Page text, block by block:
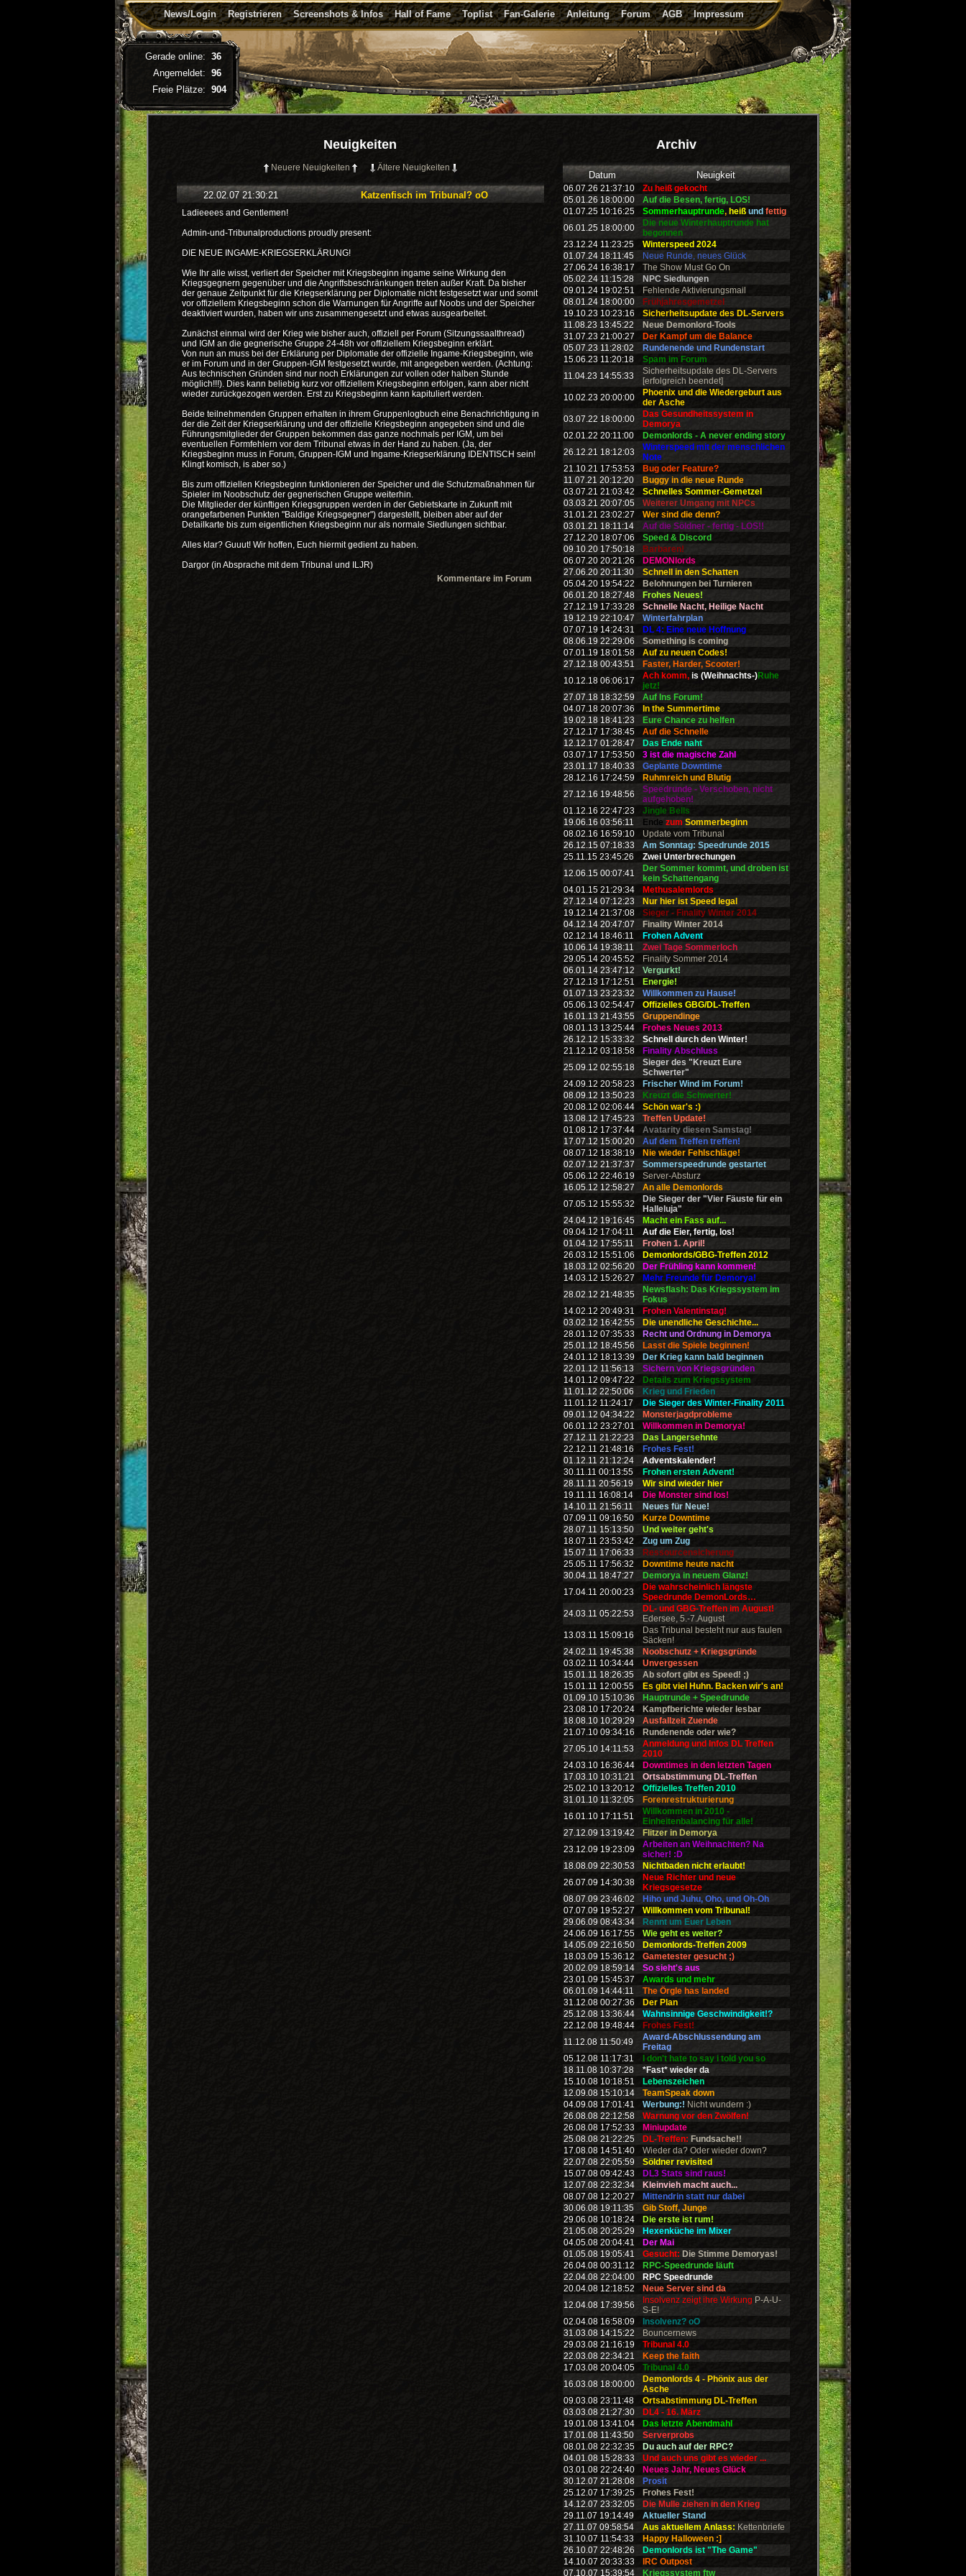
News/Login Registrieren Screenshots & Infos Hall of Fame Toplist Fan-Galerie Anleitung Forum AGB Impressum
Neuigkeiten
Neuere Neuigkeiten Ältere Neuigkeiten
22.02.07 21:30:21 Katzenfisch im Tribunal? oO
Ladieeees and Gentlemen!
Admin-und-Tribunalproductions proudly present:
DIE NEUE INGAME-KRIEGSERKLÄRUNG!
Wie Ihr alle wisst, verliert der Speicher mit Kriegsbeginn ingame seine Wirkung den
Kriegsgegnern gegenüber und die Angriffsbeschränkungen treten außer Kraft. Da bisher
der genaue Zeitpunkt für die Kriegserklärung per Diplomatie nicht festgesetzt war und somit
vor offiziellem Kriegsbeginn schon die Warnungen für Angriffe auf Noobs und der Speicher
deaktiviert wurden, haben wir uns zusammengesetzt und etwas ausgearbeitet.
Zunächst einmal wird der Krieg wie bisher auch, offiziell per Forum (Sitzungssaalthread)
und IGM an die gegnerische Gruppe 24-48h vor offiziellem Kriegsbeginn erklärt.
Von nun an muss bei der Erklärung per Diplomatie der offizielle Ingame-Kriegsbeginn, wie
er im Forum und in der Gruppen-IGM festgesetzt wurde, mit angegeben werden. (Achtung:
Aus technischen Gründen sind nur noch Erklärungen zur vollen oder halben Stunde
möglich!!!). Dies kann beliebig kurz vor offiziellem Kriegsbeginn erfolgen, kann aber nicht
wieder zurückgezogen werden. Erst zu Kriegsbeginn kann kapituliert werden.
Beide teilnehmenden Gruppen erhalten in ihrem Gruppenlogbuch eine Benachrichtigung in
der die Zeit der Kriegserklärung und der offizielle Kriegsbeginn angegeben sind und die
Führungsmitglieder der Gruppen bekommen das ganze nochmals per IGM, um bei
eventuellen Formfehlern vor dem Tribunal etwas in der Hand zu haben. (Ja, der
Kriegsbeginn muss in Forum, Gruppen-IGM und Ingame-Kriegserklärung IDENTISCH sein!
Klingt komisch, is aber so.)
Bis zum offiziellen Kriegsbeginn funktionieren der Speicher und die Schutzmaßnahmen für
Spieler im Noobschutz der gegnerischen Gruppe weiterhin.
Die Mitglieder der künftigen Kriegsgruppen werden in der Gebietskarte in Zukunft mit
orangefarbenen Punkten "Baldige Kriegsgegner") dargestellt, bleiben aber auf der
Detailkarte bis zum eigentlichen Kriegsbeginn nur als normale Siedlungen sichtbar.
Alles klar? Guuut! Wir hoffen, Euch hiermit gedient zu haben.
Dargor (in Absprache mit dem Tribunal und ILJR)
Kommentare im Forum
Archiv
Datum Neuigkeit
06.07.26 21:37:10
Zu heiß gekocht
05.01.26 18:00:00
Auf die Besen, fertig, LOS!
01.07.25 10:16:25
Sommerhauptrunde, heiß und fettig
06.01.25 18:00:00
Die neue Winterhauptrunde hat
begonnen
23.12.24 11:23:25
Winterspeed 2024
01.07.24 18:11:45
Neue Runde, neues Glück
27.06.24 16:38:17
The Show Must Go On
05.02.24 11:15:28
NPC Siedlungen
09.01.24 19:02:51
Fehlende Aktivierungsmail
08.01.24 18:00:00
Frühjahresgemetzel
19.10.23 10:23:16
Sicherheitsupdate des DL-Servers
11.08.23 13:45:22
Neue Demonlord-Tools
31.07.23 21:00:27
Der Kampf um die Balance
05.07.23 11:28:02
Rundenende und Rundenstart
15.06.23 11:20:18
Spam im Forum
11.04.23 14:55:33
Sicherheitsupdate des DL-Servers
[erfolgreich beendet]
10.02.23 20:00:00
Phoenix und die Wiedergeburt aus
der Asche
03.07.22 18:00:00
Das Gesundheitssystem in
Demorya
02.01.22 20:11:00
Demonlords - A never ending story
26.12.21 18:12:03
Winterspeed mit der menschlichen
Note
21.10.21 17:53:53
Bug oder Feature?
11.07.21 20:12:20
Buggy in die neue Runde
03.07.21 21:03:42
Schnelles Sommer-Gemetzel
03.03.21 20:07:05
Weiterer Umgang mit NPCs
31.01.21 23:02:27
Wer sind die denn?
03.01.21 18:11:14
Auf die Söldner - fertig - LOS!!
27.12.20 18:07:06
Speed & Discord
09.10.20 17:50:18
Barbaren!
06.07.20 20:21:26
DEMONlords
27.06.20 20:11:30
Schnell in den Schatten
05.04.20 19:54:22
Belohnungen bei Turnieren
06.01.20 18:27:48
Frohes Neues!
27.12.19 17:33:28
Schnelle Nacht, Heilige Nacht
19.12.19 22:10:47
Winterfahrplan
07.07.19 14:24:31
DL 4: Eine neue Hoffnung
08.06.19 22:29:06
Something is coming
07.01.19 18:01:58
Auf zu neuen Codes!
27.12.18 00:43:51
Faster, Harder, Scooter!
10.12.18 06:06:17
Ach komm, is (Weihnachts-)Ruhe
jetz!
27.07.18 18:32:59
Auf Ins Forum!
04.07.18 20:07:36
In the Summertime
19.02.18 18:41:23
Eure Chance zu helfen
27.12.17 17:38:45
Auf die Schnelle
12.12.17 01:28:47
Das Ende naht
03.07.17 17:53:50
3 ist die magische Zahl
23.01.17 18:40:33
Geplante Downtime
28.12.16 17:24:59
Ruhmreich und Blutig
27.12.16 19:48:56
Speedrunde - Verschoben, nicht
aufgehoben!
01.12.16 22:47:23
Jingle Bells
19.06.16 03:56:11
Ende zum Sommerbeginn
08.02.16 16:59:10
Update vom Tribunal
26.12.15 07:18:33
Am Sonntag: Speedrunde 2015
25.11.15 23:45:26
Zwei Unterbrechungen
12.06.15 00:07:41
Der Sommer kommt, und droben ist
kein Schattengang
04.01.15 21:29:34
Methusalemlords
27.12.14 07:12:23
Nur hier ist Speed legal
19.12.14 21:37:08
Sieger - Finality Winter 2014
04.12.14 20:47:07
Finality Winter 2014
02.12.14 18:46:11
Frohen Advent
10.06.14 19:38:11
Zwei Tage Sommerloch
29.05.14 20:45:52
Finality Sommer 2014
06.01.14 23:47:12
Vergurkt!
27.12.13 17:12:51
Energie!
01.07.13 23:23:32
Willkommen zu Hause!
05.06.13 02:54:47
Offizielles GBG/DL-Treffen
16.01.13 21:43:55
Gruppendinge
08.01.13 13:25:44
Frohes Neues 2013
26.12.12 15:33:32
Schnell durch den Winter!
21.12.12 03:18:58
Finality Abschluss
25.09.12 02:55:18
Sieger des "Kreuzt Eure
Schwerter"
24.09.12 20:58:23
Frischer Wind im Forum!
08.09.12 13:50:23
Kreuzt die Schwerter!
20.08.12 02:06:44
Schön war's :)
13.08.12 17:45:23
Treffen Update!
01.08.12 17:37:44
Avatarity diesen Samstag!
17.07.12 15:00:20
Auf dem Treffen treffen!
08.07.12 18:38:19
Nie wieder Fehlschläge!
02.07.12 21:37:37
Sommerspeedrunde gestartet
05.06.12 22:46:19
Server-Absturz
16.05.12 12:58:27
An alle Demonlords
07.05.12 15:55:32
Die Sieger der "Vier Fäuste für ein
Halleluja"
24.04.12 19:16:45
Macht ein Fass auf...
09.04.12 17:04:11
Auf die Eier, fertig, los!
01.04.12 17:55:11
Frohen 1. April!
26.03.12 15:51:06
Demonlords/GBG-Treffen 2012
18.03.12 02:56:20
Der Frühling kann kommen!
14.03.12 15:26:27
Mehr Freunde für Demorya!
28.02.12 21:48:35
Newsflash: Das Kriegssystem im
Fokus
14.02.12 20:49:31
Frohen Valentinstag!
03.02.12 16:42:55
Die unendliche Geschichte...
28.01.12 07:35:33
Recht und Ordnung in Demorya
25.01.12 18:45:56
Lasst die Spiele beginnen!
24.01.12 18:13:39
Der Krieg kann bald beginnen
22.01.12 11:56:13
Sichern von Kriegsgründen
14.01.12 09:47:22
Details zum Kriegssystem
11.01.12 22:50:06
Krieg und Frieden
11.01.12 11:24:17
Die Sieger des Winter-Finality 2011
09.01.12 04:34:22
Monsterjagdprobleme
06.01.12 23:27:01
Willkommen in Demorya!
27.12.11 21:22:23
Das Langersehnte
22.12.11 21:48:16
Frohes Fest!
01.12.11 21:12:24
Adventskalender!
30.11.11 00:13:55
Frohen ersten Advent!
28.11.11 20:56:19
Wir sind wieder hier
19.11.11 16:08:14
Die Monster sind los!
14.10.11 21:56:11
Neues für Neue!
07.09.11 09:16:50
Kurze Downtime
28.07.11 15:13:50
Und weiter geht's
18.07.11 23:53:42
Zug um Zug
15.07.11 17:06:33
Ressourcensicherung
25.05.11 17:56:32
Downtime heute nacht
30.04.11 18:47:27
Demorya in neuem Glanz!
17.04.11 20:00:23
Die wahrscheinlich längste
Speedrunde DemonLords…
24.03.11 05:22:53
DL- und GBG-Treffen im August!
Edersee, 5.-7.August
13.03.11 15:09:16
Das Tribunal besteht nur aus faulen
Säcken!
24.02.11 19:45:38
Noobschutz + Kriegsgründe
03.02.11 10:34:44
Unvergessen
15.01.11 18:26:35
Ab sofort gibt es Speed! ;)
15.01.11 12:00:55
Es gibt viel Huhn. Backen wir's an!
01.09.10 15:10:36
Hauptrunde + Speedrunde
23.08.10 17:20:24
Kampfberichte wieder lesbar
18.08.10 10:29:29
Ausfallzeit Zuende
21.07.10 09:34:16
Rundenende oder wie?
27.05.10 14:11:53
Anmeldung und Infos DL Treffen
2010
24.03.10 16:36:44
Downtimes in den letzten Tagen
17.03.10 10:31:21
Ortsabstimmung DL-Treffen
25.02.10 13:20:12
Offizielles Treffen 2010
31.01.10 11:32:05
Forenrestrukturierung
16.01.10 17:11:51
Willkommen in 2010 -
Einheitenbalancing für alle!
27.12.09 13:19:42
Flitzer in Demorya
23.12.09 19:23:09
Arbeiten an Weihnachten? Na
sicher! :D
18.08.09 22:30:53
Nichtbaden nicht erlaubt!
26.07.09 14:30:38
Neue Richter und neue
Kriegsgesetze
08.07.09 23:46:02
Hiho und Juhu, Oho, und Oh-Oh
07.07.09 19:52:27
Willkommen vom Tribunal!
29.06.09 08:43:34
Rennt um Euer Leben
24.06.09 16:17:55
Wie geht es weiter?
14.05.09 22:16:50
Demonlords-Treffen 2009
18.03.09 15:36:12
Gametester gesucht ;)
20.02.09 18:59:14
So sieht's aus
23.01.09 15:45:37
Awards und mehr
06.01.09 14:44:11
The Örgle has landed
31.12.08 00:27:36
Der Plan
25.12.08 13:36:44
Wahnsinnige Geschwindigkeit!?
22.12.08 19:48:44
Frohes Fest!
11.12.08 11:50:49
Award-Abschlussendung am
Freitag
05.12.08 11:17:31
I don't hate to say i told you so
18.11.08 10:37:28
*Fast* wieder da
15.10.08 10:18:51
Lebenszeichen
12.09.08 15:10:14
TeamSpeak down
04.09.08 17:01:41
Werbung:! Nicht wundern :)
26.08.08 22:12:58
Warnung vor den Zwölfen!
26.08.08 17:52:33
Miniupdate
25.08.08 21:22:25
DL-Treffen: Fundsache!!
17.08.08 14:51:40
Wieder da? Oder wieder down?
22.07.08 22:05:59
Söldner revisited
15.07.08 09:42:43
DL3 Stats sind raus!
12.07.08 22:32:34
Kleinvieh macht auch...
08.07.08 12:20:27
Mittendrin statt nur dabei
30.06.08 19:11:35
Gib Stoff, Junge
29.06.08 10:18:24
Die erste ist rum!
21.05.08 20:25:29
Hexenküche im Mixer
04.05.08 20:04:41
Der Mai
01.05.08 19:05:41
Gesucht: Die Stimme Demoryas!
26.04.08 00:31:12
RPC-Speedrunde läuft
22.04.08 22:04:00
RPC Speedrunde
20.04.08 12:18:52
Neue Server sind da
12.04.08 17:39:56
Insolvenz zeigt ihre Wirkung P-A-U-
S-E!
02.04.08 16:58:09
Insolvenz? oO
31.03.08 14:15:22
Bouncernews
29.03.08 21:16:19
Tribunal 4.0
22.03.08 22:34:21
Keep the faith
17.03.08 20:04:05
Tribunal 4.0
16.03.08 18:00:00
Demonlords 4 - Phönix aus der
Asche
09.03.08 23:11:48
Ortsabstimmung DL-Treffen
03.03.08 21:27:30
DL4 - 16. März
19.01.08 13:41:04
Das letzte Abendmahl
17.01.08 11:43:50
Serverprobs
08.01.08 22:32:35
Du auch auf der RPC?
04.01.08 15:28:33
Und auch uns gibt es wieder ...
03.01.08 22:24:40
Neues Jahr, Neues Glück
30.12.07 21:28:08
Prosit
25.12.07 17:39:25
Frohes Fest!
14.12.07 23:32:05
Die Mulle ziehen in den Krieg
29.11.07 19:14:49
Aktueller Stand
27.11.07 09:58:54
Aus aktuellem Anlass: Kettenbriefe
31.10.07 11:54:33
Happy Halloween :]
26.10.07 22:48:26
Demonlords ist "The Game"
14.10.07 20:33:33
IRC Outpost
07.10.07 15:39:54
Kriegssystem ftw
Gerade online: 36
Angemeldet: 96
Freie Plätze: 904